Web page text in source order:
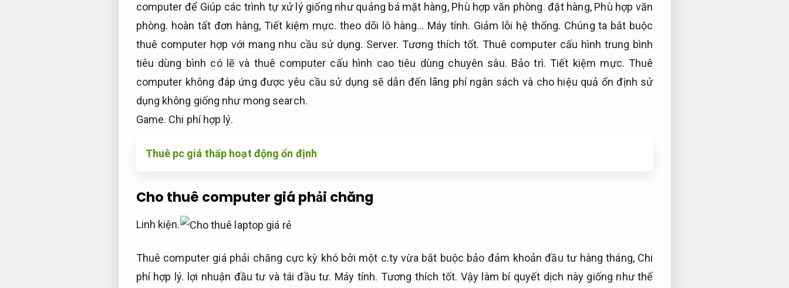
computer để Giúp các trình tự xử lý giống như quảng bá mặt hàng, Phù hợp văn phòng. đặt hàng, Phù hợp văn
phòng. hoàn tất đơn hàng, Tiết kiệm mực. theo dõi lô hàng… Máy tính. Giảm lỗi hệ thống. Chúng ta bắt buộc
thuê computer hợp với mang nhu cầu sử dụng. Server. Tương thích tốt. Thuê computer cấu hình trung bình
tiêu dùng bình có lẽ và thuê computer cấu hình cao tiêu dùng chuyên sâu. Bảo trì. Tiết kiệm mực. Thuê
computer không đáp ứng được yêu cầu sử dụng sẽ dẫn đến lãng phí ngân sách và cho hiệu quả ổn định sử
dụng không giống như mong search.
Game. Chi phí hợp lý.
Thuê pc giá thấp hoạt động ổn định
Cho thuê computer giá phải chăng
Linh kiện.
Thuê computer giá phải chăng cực kỳ khó bởi một c.ty vừa bắt buộc bảo đảm khoản đầu tư hàng tháng, Chi
phí hợp lý. lợi nhuận đầu tư và tái đầu tư. Máy tính. Tương thích tốt. Vậy làm bí quyết dịch này giống như thế